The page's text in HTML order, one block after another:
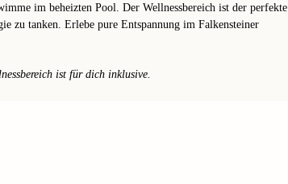
im beheizten Pool. Der Wellnessbereich ist der perfekte
zu tanken. Erlebe pure Entspannung im Falkensteiner
ist für dich inklusive.